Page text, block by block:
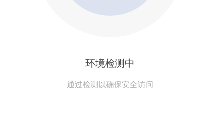
环境检测中
通过检测以确保安全访问